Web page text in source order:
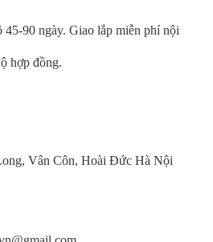
90 ngày. Giao lắp miễn phí nội
hợp đồng.
Vân Côn, Hoài Đức Hà Nội